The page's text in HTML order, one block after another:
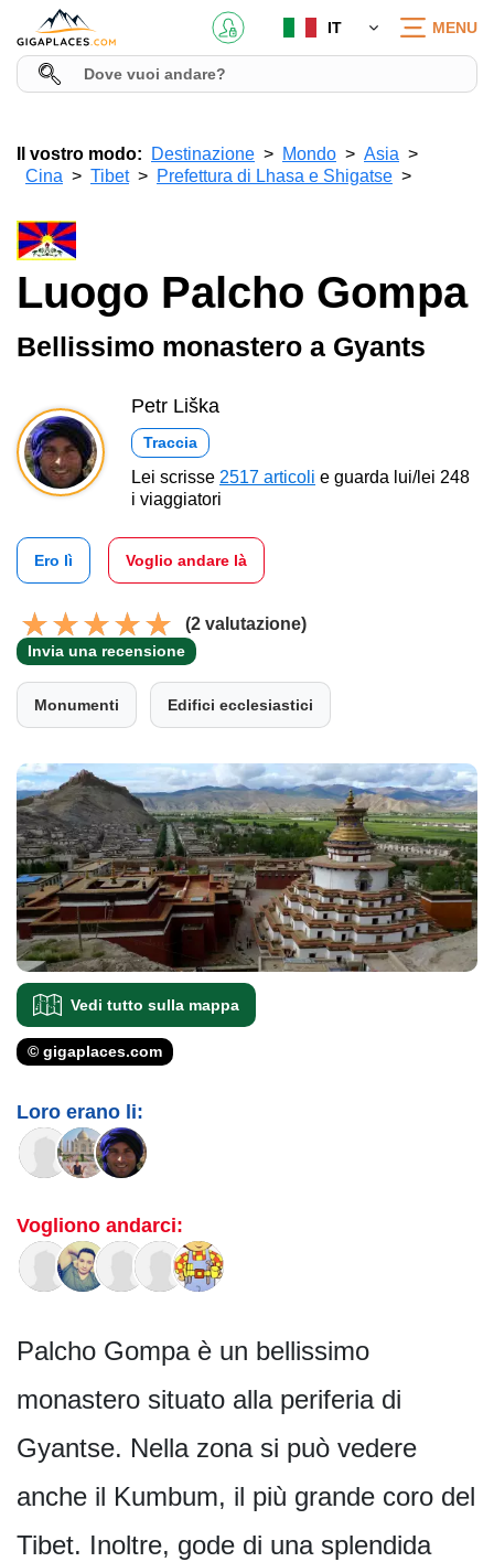
IT MENU
Il vostro modo: Destinazione Mondo
Asia
Cina
Tibet Prefettura di Lhasa e Shigatse
Luogo Palcho Gompa
Bellissimo monastero a Gyants
Petr Liška
Traccia
Lei scrisse 2517 articoli e guarda lui/lei 248
i viaggiatori
Ero lì Voglio andare là
(2 valutazione)
Invia una recensione
Monumenti Edifici ecclesiastici
Vedi tutto sulla mappa
© gigaplaces.com
Loro erano li:
Vogliono andarci:
Palcho Gompa è un bellissimo
monastero situato alla periferia di
Gyantse. Nella zona si può vedere
anche il Kumbum, il più grande coro del
Tibet. Inoltre, gode di una splendida